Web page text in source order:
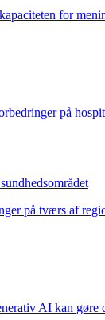
for
på
på tværs af
AI kan gøre